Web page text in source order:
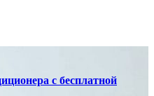
с бесплатной